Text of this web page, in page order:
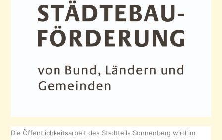
Die Öffentlichkeitsarbeit des Stadtteils Sonnenberg wird im